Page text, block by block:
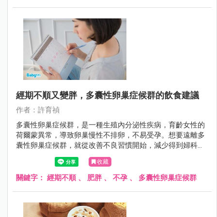
經期不順又變胖，多囊性卵巢症候群的飲食建議
作者：許育禎
多囊性卵巢症候群，是一種生殖內分泌性疾病，育齡女性的
荷爾蒙異常，導致卵巢慢性不排卵，不易受孕。想要遠離多
囊性卵巢症候群，就從改善不良習慣開始，減少得到婦科病
收藏
關鍵字： 經期不順 、 肥胖、 不孕 、 多囊性卵巢症候群